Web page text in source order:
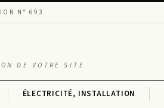
N° 693
DE VOTRE SITE
ÉLECTRICITÉ, INSTALLATION